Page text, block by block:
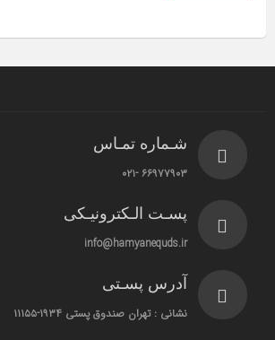
شـماره تمـاس
۶۶۹۷۷۹۰۳ -۰۲۱
پسـت الـکترونیـکی
info@hamyanequds.ir
آدرس پسـتی
نشانی : تهران صندوق پستی ۱۹۳۴-۱۱۱۵۵